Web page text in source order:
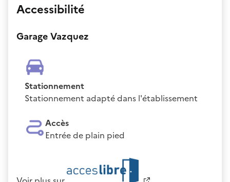
Accessibilité
Garage Vazquez
Stationnement
Stationnement adapté dans l'établissement
Accès
Entrée de plain pied